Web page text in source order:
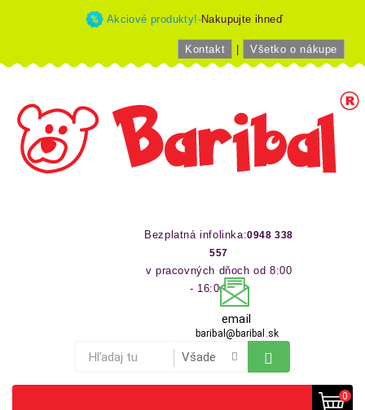
Akciové produkty!-Nakupujte ihneď
Kontakt Všetko o nákupe
Bezplatná infolinka:0948 338
557
v pracovných dňoch od 8:00
- 16:00 hod
email
baribal@baribal.sk
0